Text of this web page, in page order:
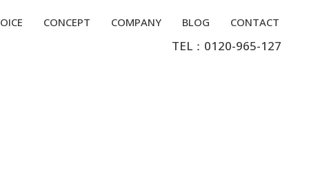
CONCEPT COMPANY BLOG CONTACT
TEL：0120-965-127